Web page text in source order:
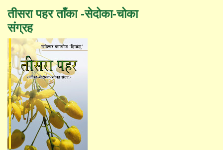
तीसरा पहर ताँका -सेदोका-चोका
संग्रह